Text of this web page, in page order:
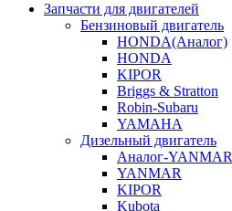
Запчасти для двигателей
Бензиновый двигатель
HONDA(Aналог)
HONDA
KIPOR
Briggs & Stratton
Robin-Subaru
YAMAHA
Дизельный двигатель
Аналог-YANMAR
YANMAR
KIPOR
Kubota